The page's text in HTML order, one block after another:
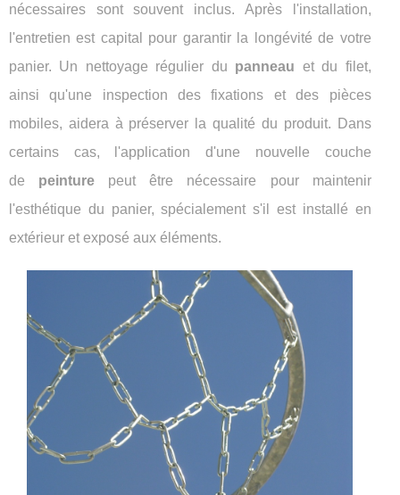
nécessaires sont souvent inclus. Après l'installation,
l'entretien est capital pour garantir la longévité de votre
panier. Un nettoyage régulier du panneau et du filet,
ainsi qu'une inspection des fixations et des pièces
mobiles, aidera à préserver la qualité du produit. Dans
certains cas, l'application d'une nouvelle couche
de peinture peut être nécessaire pour maintenir
l'esthétique du panier, spécialement s'il est installé en
extérieur et exposé aux éléments.